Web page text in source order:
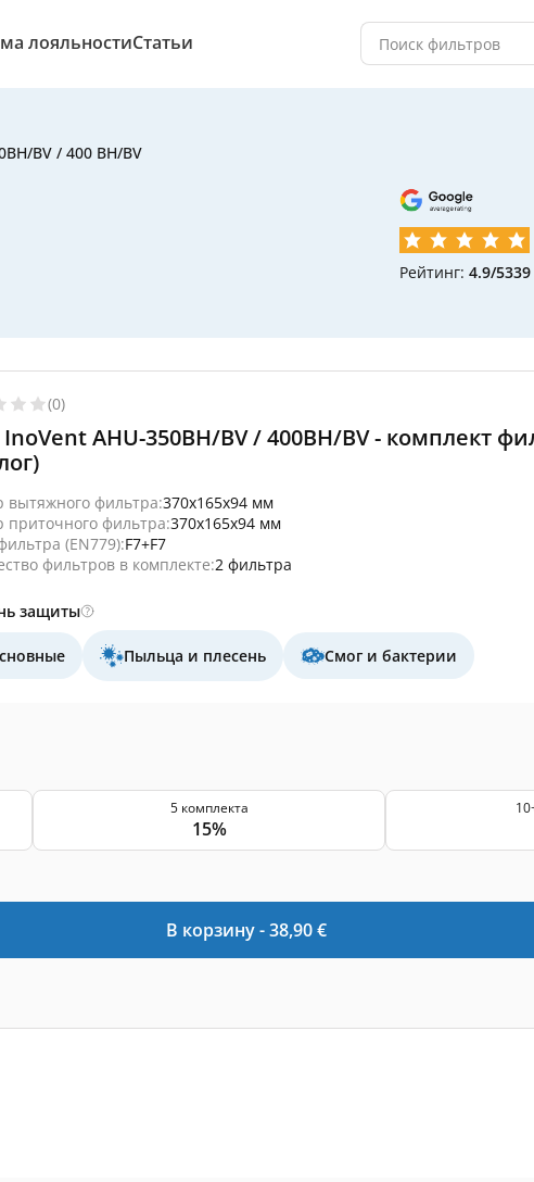
лояльностиСтатьи
BV / 400 BH/BV
Рейтинг: 4.9/5339
(0)
InoVent AHU-350BH/BV / 400BH/BV - комплект
вытяжного фильтра:370x165x94 мм
приточного фильтра:370x165x94 мм
(EN779):F7+F7
фильтров в комплекте:2 фильтра
защиты
Пыльца и плесень Смог и бактерии
5 комплекта
15%
В корзину -38,90€